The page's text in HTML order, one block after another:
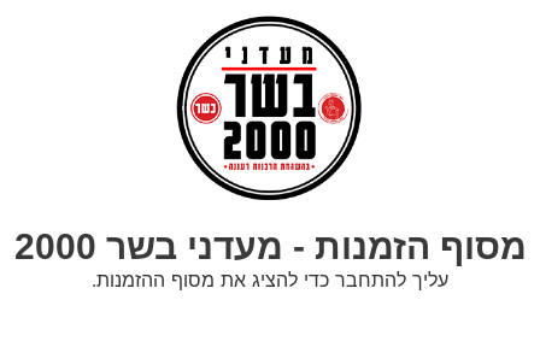
מסוף הזמנות - מעדני בשר 2000
עליך להתחבר כדי להציג את מסוף ההזמנות.